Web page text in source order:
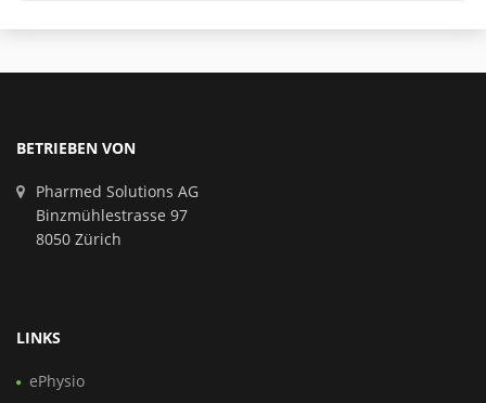
BETRIEBEN VON
Pharmed Solutions AG
Binzmühlestrasse 97
8050 Zürich
LINKS
ePhysio